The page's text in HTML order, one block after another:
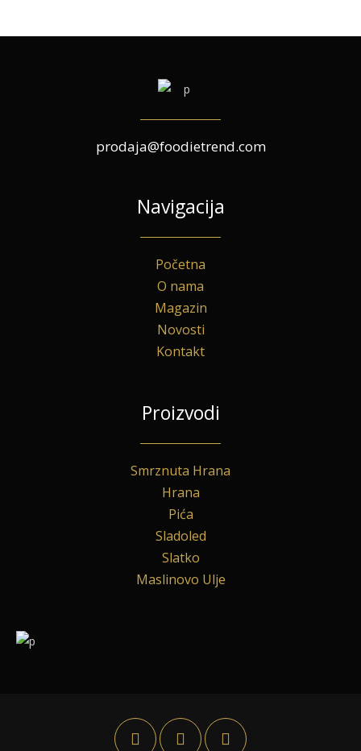
prodaja@foodietrend.com
Navigacija
Početna
O nama
Magazin
Novosti
Kontakt
Proizvodi
Smrznuta Hrana
Hrana
Pića
Sladoled
Slatko
Maslinovo Ulje